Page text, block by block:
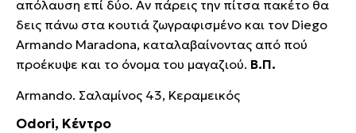
απόλαυση επί δύο. Αν πάρεις την πίτσα πακέτο θα
δεις πάνω στα κουτιά ζωγραφισμένο και τον Diego
Armando Maradona, καταλαβαίνοντας από πού
προέκυψε και το όνομα του μαγαζιού. Β.Π.
Armando. Σαλαμίνος 43, Κεραμεικός
Odori, Κέντρο